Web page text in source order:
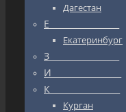
Дагестан
Е_________________
Екатеринбург
З_________________
И_________________
К_________________
Курган